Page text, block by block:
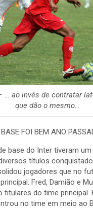
… ao invés de contratar
que dão o mesmo…
FOI BEM ANO
base do Inter tiveram
títulos
jogadores que no
Fred, Damião e
titulares do time principal.
no time em meio ao